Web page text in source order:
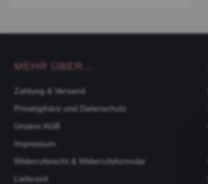
MEHR ÜBER...
Zahlung & Versand
Privatsphäre und Datenschutz
Unsere AGB
Impressum
Widerrufsrecht & Widerrufsformular
Lieferzeit